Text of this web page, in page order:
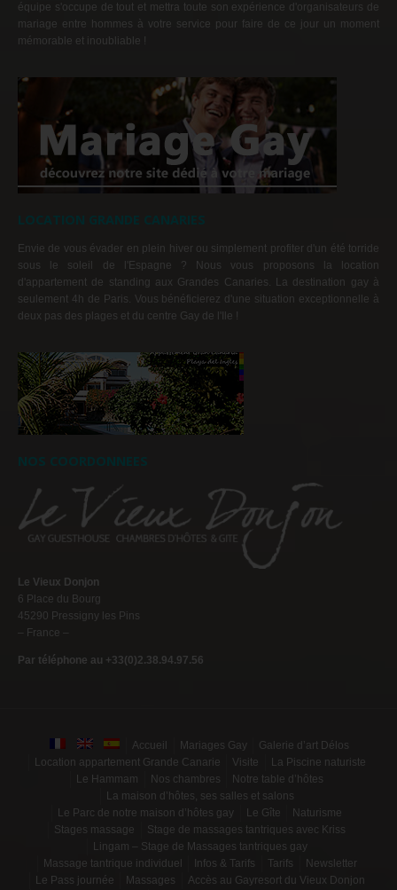
équipe s'occupe de tout et mettra toute son expérience d'organisateurs de
mariage entre hommes à votre service pour faire de ce jour un moment
mémorable et inoubliable !
Envie de vous évader en plein hiver ou simplement profiter d'un été torride
sous le soleil de l'Espagne ? Nous vous proposons la location
d'appartement de standing aux Grandes Canaries. La destination gay à
seulement 4h de Paris. Vous bénéficierez d'une situation exceptionnelle à
deux pas des plages et du centre Gay de l'Ile !
Le Vieux Donjon
6 Place du Bourg
45290 Pressigny les Pins
– France –
Par téléphone au +33(0)2.38.94.97.56
Accueil Mariages Gay
Galerie d’art Délos
Location appartement Grande Canarie
Visite
La Piscine naturiste
Le Hammam
Nos chambres
Notre table d’hôtes
La maison d’hôtes, ses salles et salons
Le Parc de notre maison d’hôtes gay
Le Gîte
Naturisme
Stages massage
Stage de massages tantriques avec Kriss
Lingam – Stage de Massages tantriques gay
Massage tantrique individuel
Infos & Tarifs Tarifs
Newsletter
Le Pass journée
Massages Accès au Gayresort du Vieux Donjon